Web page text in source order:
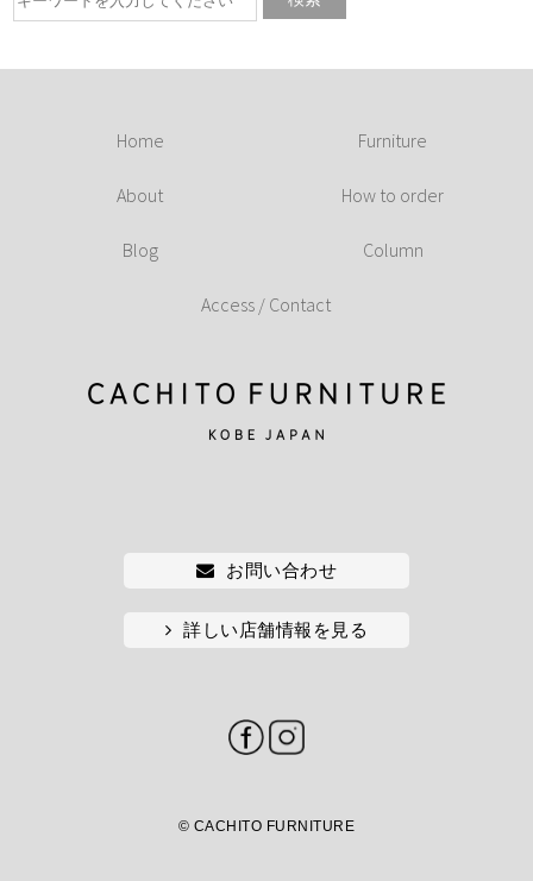
Home Furniture
About How to order
Blog Column
Access / Contact
お問い合わせ
詳しい店舗情報を見る
© CACHITO FURNITURE